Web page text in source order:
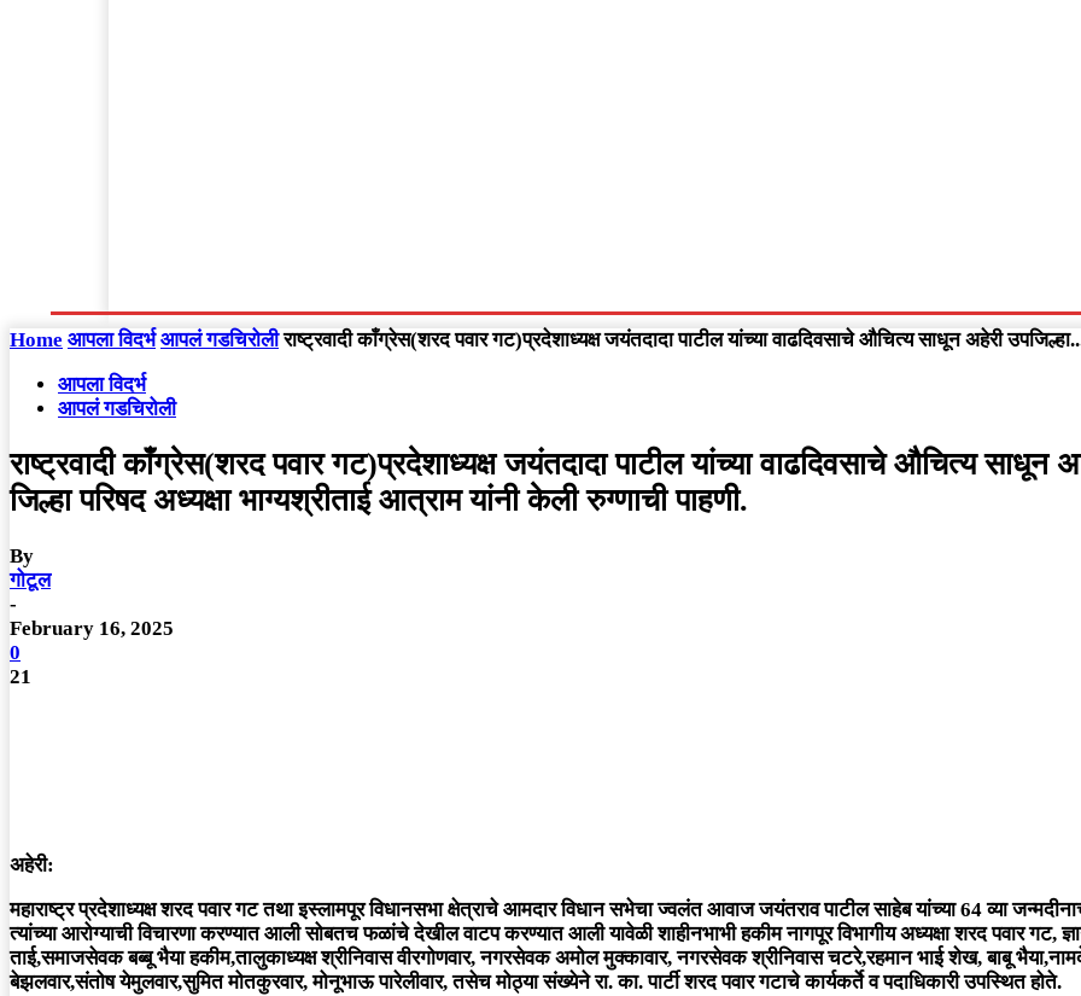
Home आपला विदर्भ आपलं गडचिरोली राष्ट्रवादी काँग्रेस(शरद पवार गट)प्रदेशाध्यक्ष जयंतदादा पाटील यांच्या वाढदिवसाचे औचित्य साधून अहेरी
आपला विदर्भ
आपलं गडचिरोली
राष्ट्रवादी काँग्रेस(शरद पवार गट)प्रदेशाध्यक्ष जयंतदादा पाटील यांच्या वाढदिवसाचे औचित्य
जिल्हा परिषद अध्यक्षा भाग्यश्रीताई आत्राम यांनी केली रुग्णाची पाहणी.
By
गोटूल
-
February 16, 2025
0
21
अहेरी:
महाराष्ट्र प्रदेशाध्यक्ष शरद पवार गट तथा इस्लामपूर विधानसभा क्षेत्राचे आमदार विधान सभेचा ज्वलंत आवाज जयंतराव पाटील साहेब यांच्या 64 व्या
त्यांच्या आरोग्याची विचारणा करण्यात आली सोबतच फळांचे देखील वाटप करण्यात आली यावेळी शाहीनभाभी हकीम नागपूर विभागीय अध्यक्षा शरद पवार गट,
ताई,समाजसेवक बब्बू भैया हकीम,तालुकाध्यक्ष श्रीनिवास वीरगोणवार, नगरसेवक अमोल मुक्कावार, नगरसेवक श्रीनिवास चटरे,रहमान भाई शेख, बाबू
बेझलवार,संतोष येमुलवार,सुमित मोतकुरवार, मोनूभाऊ पारेलीवार, तसेच मोठ्या संख्येने रा. का. पार्टी शरद पवार गटाचे कार्यकर्ते व पदाधिकारी उपस्थित होते.